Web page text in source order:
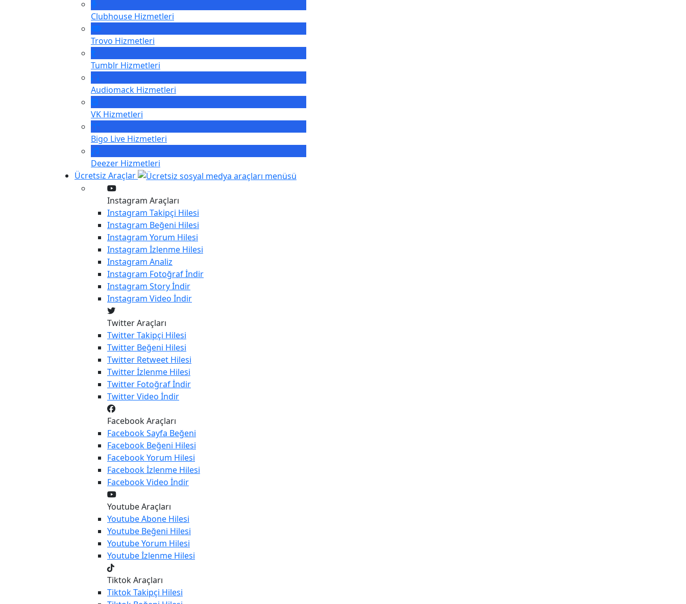
Clubhouse Hizmetleri
Trovo Hizmetleri
Tumblr Hizmetleri
Audiomack Hizmetleri
VK Hizmetleri
Bigo Live Hizmetleri
Deezer Hizmetleri
Ücretsiz Araçlar
Instagram Araçları
Instagram Takipçi Hilesi
Instagram Beğeni Hilesi
Instagram Yorum Hilesi
Instagram İzlenme Hilesi
Instagram Analiz
Instagram Fotoğraf İndir
Instagram Story İndir
Instagram Video İndir
Twitter Araçları
TwitterTakipçi Hilesi
Twitter Beğeni Hilesi
Twitter Retweet Hilesi
Twitterİzlenme Hilesi
Twitter Fotoğraf İndir
TwitterVideo İndir
Facebook Araçları
FacebookSayfa Beğeni
Facebook Beğeni Hilesi
FacebookYorum Hilesi
Facebookİzlenme Hilesi
FacebookVideo İndir
Youtube Araçları
YoutubeAbone Hilesi
Youtube Beğeni Hilesi
YoutubeYorum Hilesi
Youtubeİzlenme Hilesi
Tiktok Araçları
TiktokTakipçi Hilesi